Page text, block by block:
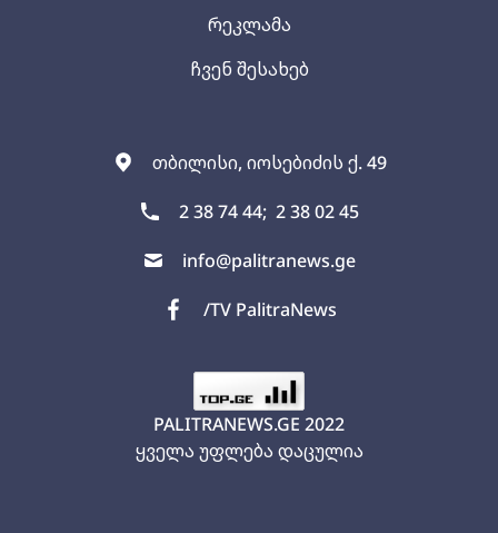
თბილისი, იოსებიძის ქ. 49
2 38 74 44; 2 38 02 45
info@palitranews.ge
/TV PalitraNews
რეკლამა
ჩვენ შესახებ
PALITRANEWS.GE 2022
ყველა უფლება დაცულია